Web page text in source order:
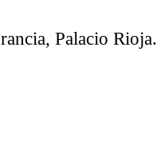
Palacio Rioja.